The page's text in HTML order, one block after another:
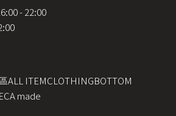
- 22:00
ALL ITEMCLOTHINGBOTTOM
CA made